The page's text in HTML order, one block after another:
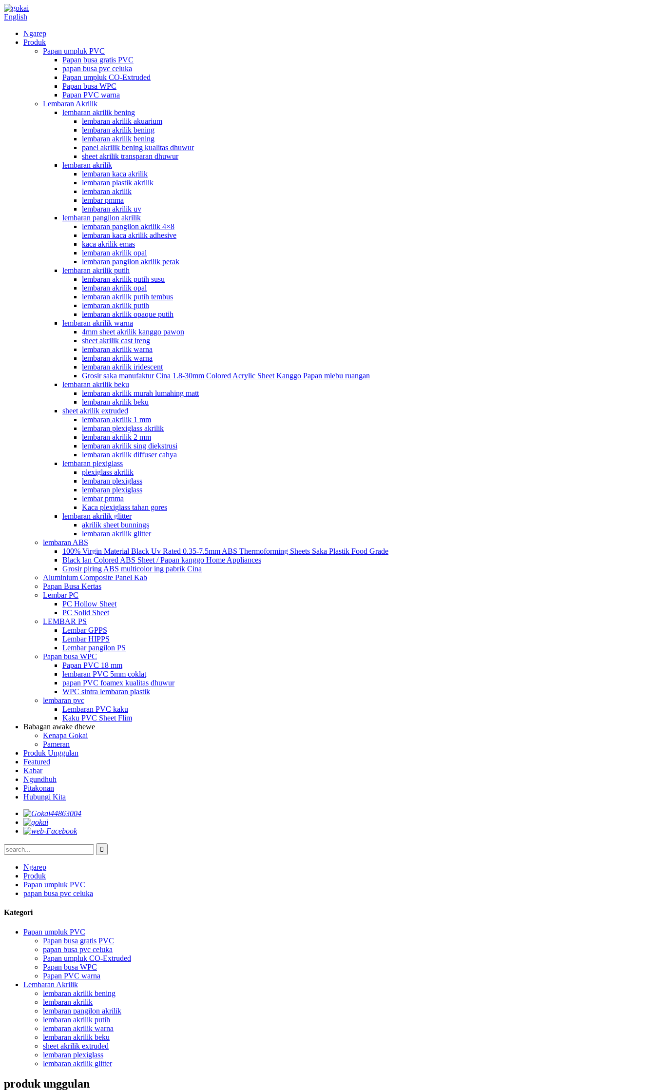
English
Ngarep
Produk
Papan umpluk PVC
Papan busa gratis PVC
papan busa pvc celuka
Papan umpluk CO-Extruded
Papan busa WPC
Papan PVC warna
Lembaran Akrilik
lembaran akrilik bening
lembaran akrilik akuarium
lembaran akrilik bening
lembaran akrilik bening
panel akrilik bening kualitas dhuwur
sheet akrilik transparan dhuwur
lembaran akrilik
lembaran kaca akrilik
lembaran plastik akrilik
lembaran akrilik
lembar pmma
lembaran akrilik uv
lembaran pangilon akrilik
lembaran pangilon akrilik 4×8
lembaran kaca akrilik adhesive
kaca akrilik emas
lembaran akrilik opal
lembaran pangilon akrilik perak
lembaran akrilik putih
lembaran akrilik putih susu
lembaran akrilik opal
lembaran akrilik putih tembus
lembaran akrilik putih
lembaran akrilik opaque putih
lembaran akrilik warna
4mm sheet akrilik kanggo pawon
sheet akrilik cast ireng
lembaran akrilik warna
lembaran akrilik warna
lembaran akrilik iridescent
Grosir saka manufaktur Cina 1.8-30mm Colored Acrylic Sheet Kanggo Papan mlebu ruangan
lembaran akrilik beku
lembaran akrilik murah lumahing matt
lembaran akrilik beku
sheet akrilik extruded
lembaran akrilik 1 mm
lembaran plexiglass akrilik
lembaran akrilik 2 mm
lembaran akrilik sing diekstrusi
lembaran akrilik diffuser cahya
lembaran plexiglass
plexiglass akrilik
lembaran plexiglass
lembaran plexiglass
lembar pmma
Kaca plexiglass tahan gores
lembaran akrilik glitter
akrilik sheet bunnings
lembaran akrilik glitter
lembaran ABS
100% Virgin Material Black Uv Rated 0.35-7.5mm ABS Thermoforming Sheets Saka Plastik Food Grade
Black lan Colored ABS Sheet / Papan kanggo Home Appliances
Grosir piring ABS multicolor ing pabrik Cina
Aluminium Composite Panel Kab
Papan Busa Kertas
Lembar PC
PC Hollow Sheet
PC Solid Sheet
LEMBAR PS
Lembar GPPS
Lembar HIPPS
Lembar pangilon PS
Papan busa WPC
Papan PVC 18 mm
lembaran PVC 5mm coklat
papan PVC foamex kualitas dhuwur
WPC sintra lembaran plastik
lembaran pvc
Lembaran PVC kaku
Kaku PVC Sheet Flim
Babagan awake dhewe
Kenapa Gokai
Pameran
Produk Unggulan
Featured
Kabar
Ngundhuh
Pitakonan
Hubungi Kita
Ngarep
Produk
Papan umpluk PVC
papan busa pvc celuka
Kategori
Papan umpluk PVC
Papan busa gratis PVC
papan busa pvc celuka
Papan umpluk CO-Extruded
Papan busa WPC
Papan PVC warna
Lembaran Akrilik
lembaran akrilik bening
lembaran akrilik
lembaran pangilon akrilik
lembaran akrilik putih
lembaran akrilik warna
lembaran akrilik beku
sheet akrilik extruded
lembaran plexiglass
lembaran akrilik glitter
produk unggulan